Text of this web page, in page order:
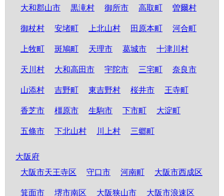
大和郡山市 黒滝村 御所市 高取町 曽爾村
御杖村 安堵町 上北山村 田原本町 河合町
上牧町 斑鳩町 天理市 葛城市 十津川村
天川村 大和高田市 宇陀市 三宅町 奈良市
山添村 吉野町 東吉野村 桜井市 王寺町
香芝市 橿原市 生駒市 下市町 大淀町
五條市 下北山村 川上村 三郷町
大阪府
大阪市天王寺区
守口市 河南町 大阪市西成区
箕面市 堺市南区 大阪狭山市 大阪市浪速区